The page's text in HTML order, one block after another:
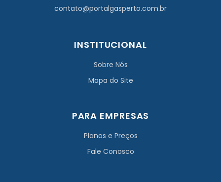
contato@portalgasperto.com.br
INSTITUCIONAL
Sobre Nós
Mapa do Site
PARA EMPRESAS
Planos e Preços
Fale Conosco